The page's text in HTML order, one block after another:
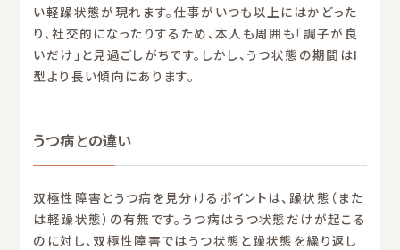
い軽躁状態が現れます。仕事がいつも以上にはかどった
り、社交的になったりするため、本人も周囲も「調子が良
いだけ」と見過ごしがちです。しかし、うつ状態の期間はI
型より長い傾向にあります。
うつ病との違い
双極性障害とうつ病を見分けるポイントは、躁状態（また
は軽躁状態）の有無です。うつ病はうつ状態だけが起こる
のに対し、双極性障害ではうつ状態と躁状態を繰り返し